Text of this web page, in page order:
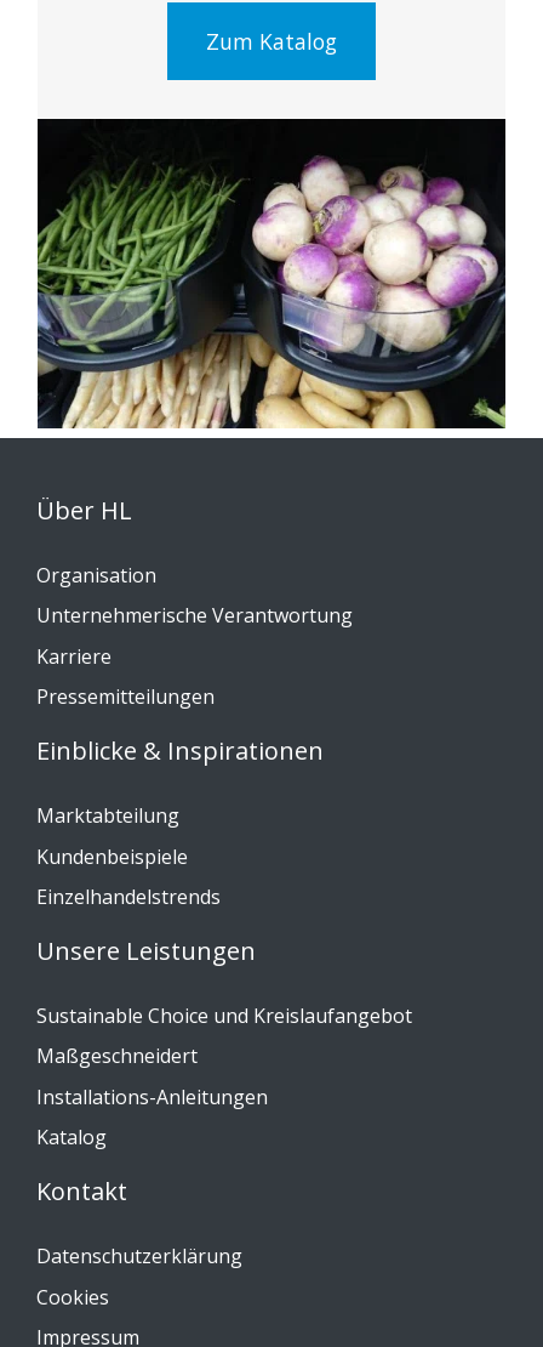
Zum Katalog
Über HL
Organisation
Unternehmerische Verantwortung
Karriere
Pressemitteilungen
Einblicke & Inspirationen
Marktabteilung
Kundenbeispiele
Einzelhandelstrends
Unsere Leistungen
Sustainable Choice und Kreislaufangebot
Maßgeschneidert
Installations-Anleitungen
Katalog
Kontakt
Datenschutzerklärung
Cookies
Impressum